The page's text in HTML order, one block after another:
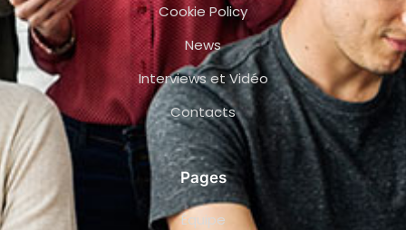
Cookie Policy
News
Interviews et Vidéo
Contacts
Pages
Équipe